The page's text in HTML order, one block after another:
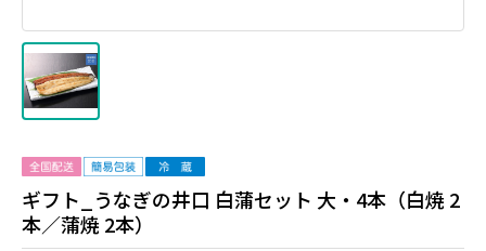
ギフト_うなぎの井口 白蒲セット 大・4本（白焼 2
本／蒲焼 2本）